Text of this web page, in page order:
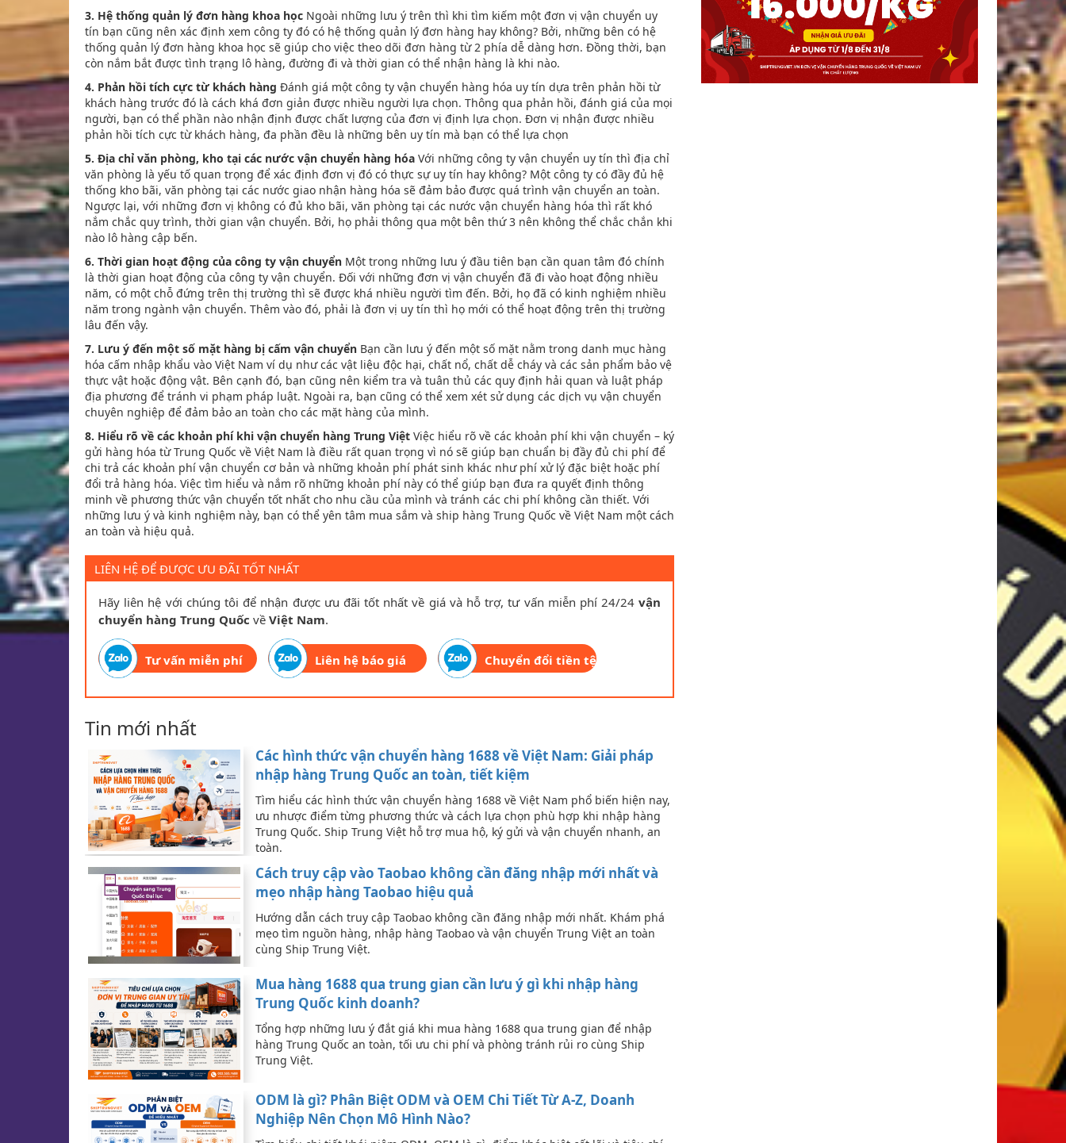
3. Hệ thống quản lý đơn hàng khoa học Ngoài những lưu ý trên thì khi tìm kiếm một đơn vị vận chuyển uy
tín bạn cũng nên xác định xem công ty đó có hệ thống quản lý đơn hàng hay không? Bởi, những bên có hệ
thống quản lý đơn hàng khoa học sẽ giúp cho việc theo dõi đơn hàng từ 2 phía dễ dàng hơn. Đồng thời, bạn
còn nắm bắt được tình trạng lô hàng, đường đi và thời gian có thể nhận hàng là khi nào.
4. Phản hồi tích cực từ khách hàng Đánh giá một công ty vận chuyển hàng hóa uy tín dựa trên phản hồi từ
khách hàng trước đó là cách khá đơn giản được nhiều người lựa chọn. Thông qua phản hồi, đánh giá của mọi
người, bạn có thể phần nào nhận định được chất lượng của đơn vị định lựa chọn. Đơn vị nhận được nhiều
phản hồi tích cực từ khách hàng, đa phần đều là những bên uy tín mà bạn có thể lựa chọn
5. Địa chỉ văn phòng, kho tại các nước vận chuyển hàng hóa Với những công ty vận chuyển uy tín thì địa chỉ
văn phòng là yếu tố quan trọng để xác định đơn vị đó có thực sự uy tín hay không? Một công ty có đầy đủ hệ
thống kho bãi, văn phòng tại các nước giao nhận hàng hóa sẽ đảm bảo được quá trình vận chuyển an toàn.
Ngược lại, với những đơn vị không có đủ kho bãi, văn phòng tại các nước vận chuyển hàng hóa thì rất khó
nắm chắc quy trình, thời gian vận chuyển. Bởi, họ phải thông qua một bên thứ 3 nên không thể chắc chắn khi
nào lô hàng cập bến.
6. Thời gian hoạt động của công ty vận chuyển Một trong những lưu ý đầu tiên bạn cần quan tâm đó chính
là thời gian hoạt động của công ty vận chuyển. Đối với những đơn vị vận chuyển đã đi vào hoạt động nhiều
năm, có một chỗ đứng trên thị trường thì sẽ được khá nhiều người tìm đến. Bởi, họ đã có kinh nghiệm nhiều
năm trong ngành vận chuyển. Thêm vào đó, phải là đơn vị uy tín thì họ mới có thể hoạt động trên thị trường
lâu đến vậy.
7. Lưu ý đến một số mặt hàng bị cấm vận chuyển Bạn cần lưu ý đến một số mặt nằm trong danh mục hàng
hóa cấm nhập khẩu vào Việt Nam ví dụ như các vật liệu độc hại, chất nổ, chất dễ cháy và các sản phẩm bảo vệ
thực vật hoặc động vật. Bên cạnh đó, bạn cũng nên kiểm tra và tuân thủ các quy định hải quan và luật pháp
địa phương để tránh vi phạm pháp luật. Ngoài ra, bạn cũng có thể xem xét sử dụng các dịch vụ vận chuyển
chuyên nghiệp để đảm bảo an toàn cho các mặt hàng của mình.
8. Hiểu rõ về các khoản phí khi vận chuyển hàng Trung Việt Việc hiểu rõ về các khoản phí khi vận chuyển – ký
gửi hàng hóa từ Trung Quốc về Việt Nam là điều rất quan trọng vì nó sẽ giúp bạn chuẩn bị đầy đủ chi phí để
chi trả các khoản phí vận chuyển cơ bản và những khoản phí phát sinh khác như phí xử lý đặc biệt hoặc phí
đổi trả hàng hóa. Việc tìm hiểu và nắm rõ những khoản phí này có thể giúp bạn đưa ra quyết định thông
minh về phương thức vận chuyển tốt nhất cho nhu cầu của mình và tránh các chi phí không cần thiết. Với
những lưu ý và kinh nghiệm này, bạn có thể yên tâm mua sắm và ship hàng Trung Quốc về Việt Nam một cách
an toàn và hiệu quả.
LIÊN HỆ ĐỂ ĐƯỢC ƯU ĐÃI TỐT NHẤT
Hãy liên hệ với chúng tôi để nhận được ưu đãi tốt nhất về giá và hỗ trợ, tư vấn miễn phí 24/24vận
chuyển hàng Trung Quốc về Việt Nam.
Tư vấn miễn phí Liên hệ báo giá Chuyển đổi tiền tệ
Tin mới nhất
Các hình thức vận chuyển hàng 1688 về Việt Nam: Giải pháp
nhập hàng Trung Quốc an toàn, tiết kiệm
Tìm hiểu các hình thức vận chuyển hàng 1688 về Việt Nam phổ biến hiện nay,
ưu nhược điểm từng phương thức và cách lựa chọn phù hợp khi nhập hàng
Trung Quốc. Ship Trung Việt hỗ trợ mua hộ, ký gửi và vận chuyển nhanh, an
toàn.
Cách truy cập vào Taobao không cần đăng nhập mới nhất và
mẹo nhập hàng Taobao hiệu quả
Hướng dẫn cách truy cập Taobao không cần đăng nhập mới nhất. Khám phá
mẹo tìm nguồn hàng, nhập hàng Taobao và vận chuyển Trung Việt an toàn
cùng Ship Trung Việt.
Mua hàng 1688 qua trung gian cần lưu ý gì khi nhập hàng
Trung Quốc kinh doanh?
Tổng hợp những lưu ý đắt giá khi mua hàng 1688 qua trung gian để nhập
hàng Trung Quốc an toàn, tối ưu chi phí và phòng tránh rủi ro cùng Ship
Trung Việt.
ODM là gì? Phân Biệt ODM và OEM Chi Tiết Từ A-Z, Doanh
Nghiệp Nên Chọn Mô Hình Nào?